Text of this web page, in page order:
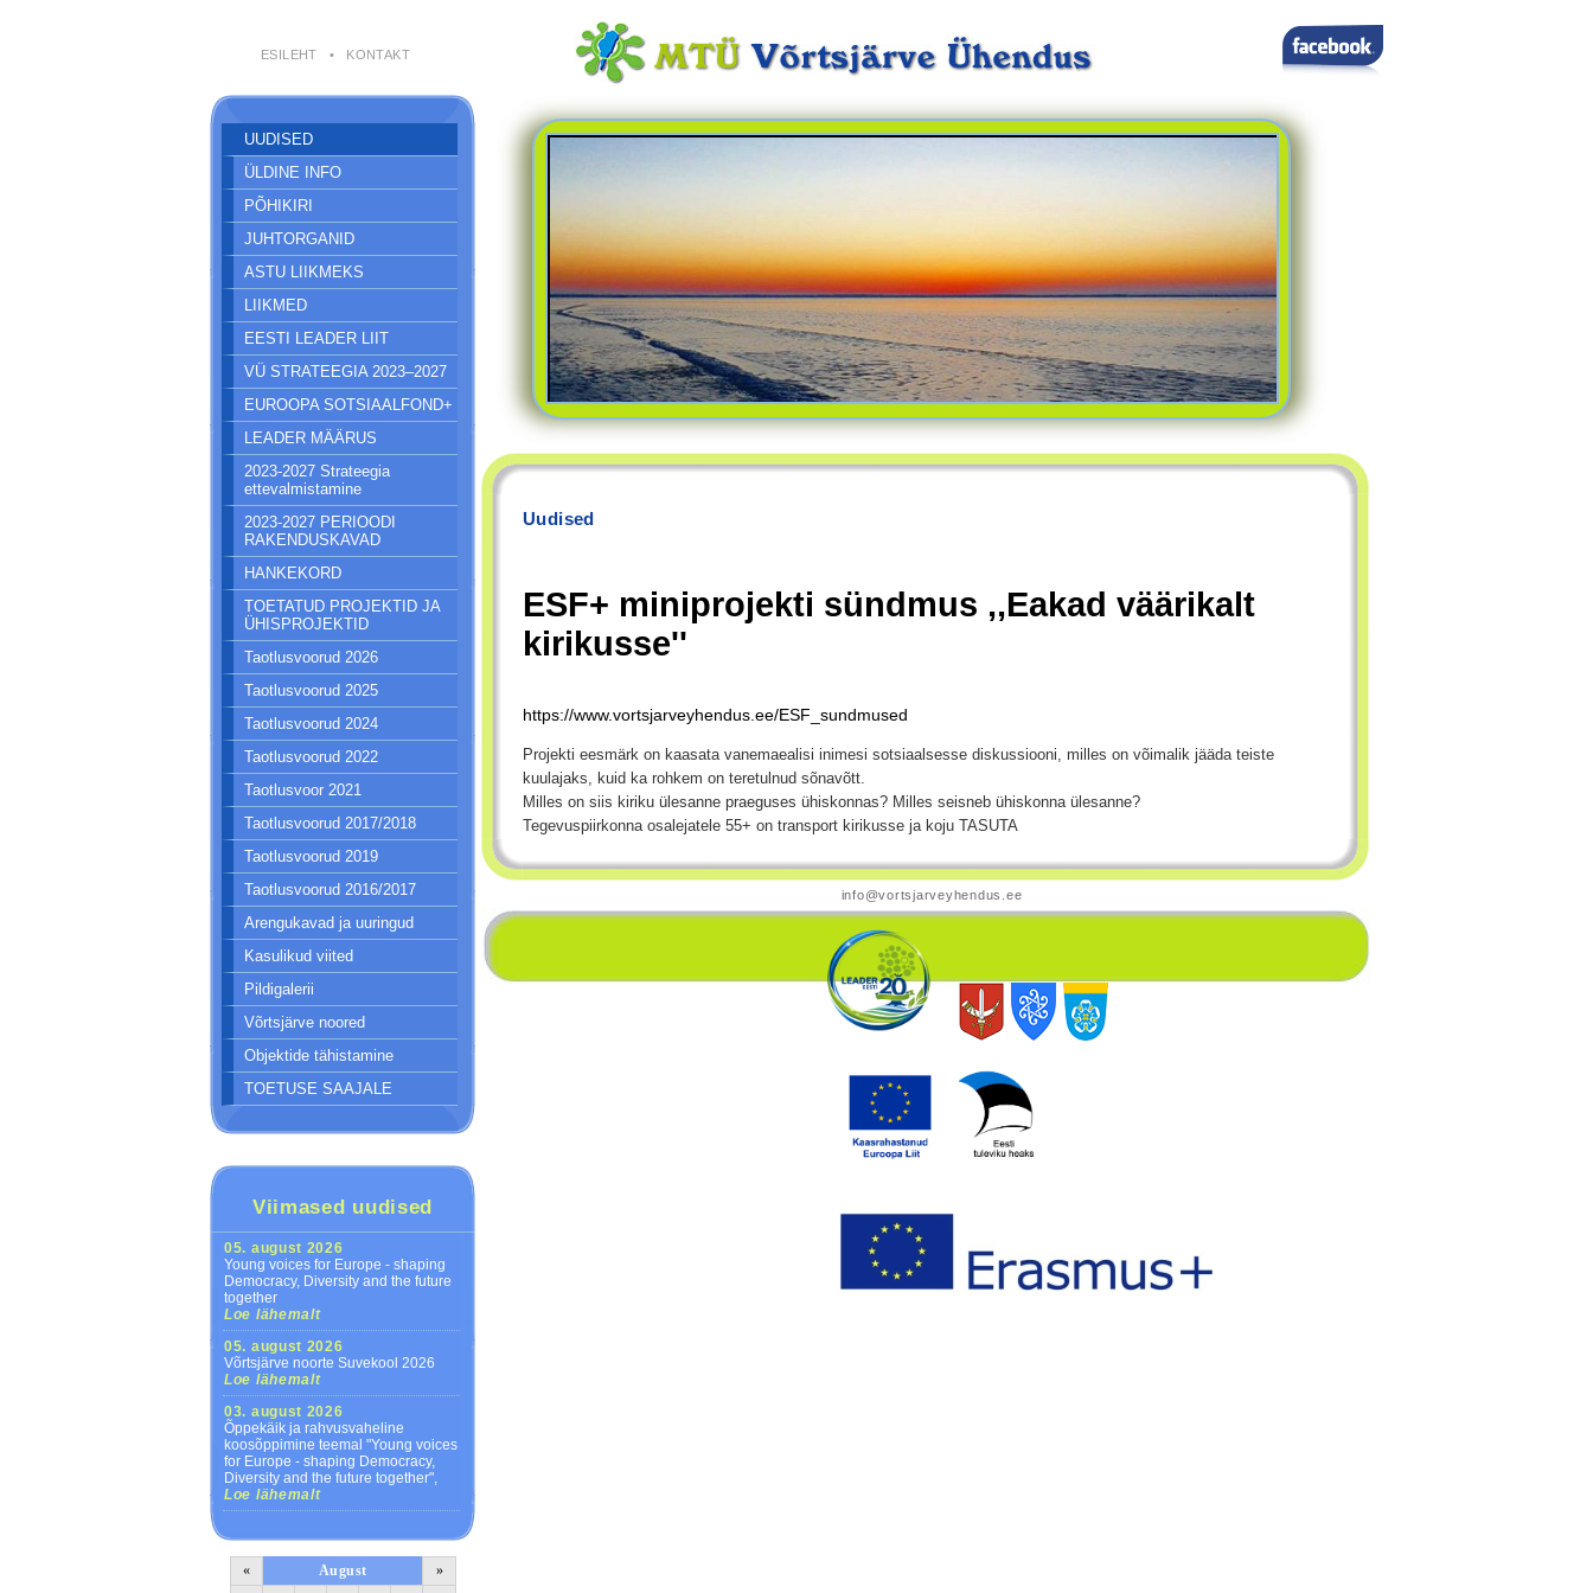
ESILEHT • KONTAKT
UUDISED
ÜLDINE INFO
PÕHIKIRI
JUHTORGANID
ASTU LIIKMEKS
LIIKMED
EESTI LEADER LIIT
VÜ STRATEEGIA 2023–2027
EUROOPA SOTSIAALFOND+
LEADER MÄÄRUS
2023-2027 Strateegia
ettevalmistamine
2023-2027 PERIOODI
RAKENDUSKAVAD
HANKEKORD
TOETATUD PROJEKTID JA
ÜHISPROJEKTID
Taotlusvoorud 2026
Taotlusvoorud 2025
Taotlusvoorud 2024
Taotlusvoorud 2022
Taotlusvoor 2021
Taotlusvoorud 2017/2018
Taotlusvoorud 2019
Taotlusvoorud 2016/2017
Arengukavad ja uuringud
Kasulikud viited
Pildigalerii
Võrtsjärve noored
Objektide tähistamine
TOETUSE SAAJALE
Viimased uudised
05. august 2026
Young voices for Europe - shaping
Democracy, Diversity and the future
together
Loe lähemalt
05. august 2026
Võrtsjärve noorte Suvekool 2026
Loe lähemalt
03. august 2026
Õppekäik ja rahvusvaheline
koosõppimine teemal "Young voices
for Europe - shaping Democracy,
Diversity and the future together",
Loe lähemalt
« August »
Uudised
ESF+ miniprojekti sündmus ,,Eakad väärikalt
kirikusse''
https://www.vortsjarveyhendus.ee/ESF_sundmused
Projekti eesmärk on kaasata vanemaealisi inimesi sotsiaalsesse diskussiooni, milles on võimalik jääda teiste
kuulajaks, kuid ka rohkem on teretulnud sõnavõtt.
Milles on siis kiriku ülesanne praeguses ühiskonnas? Milles seisneb ühiskonna ülesanne?
Tegevuspiirkonna osalejatele 55+ on transport kirikusse ja koju TASUTA
info@vortsjarveyhendus.ee